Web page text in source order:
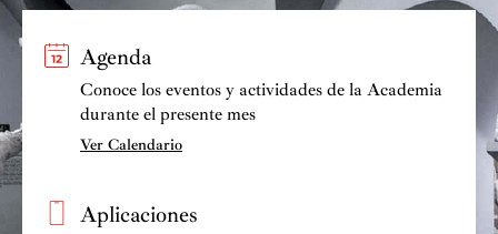
Agenda
Conoce los eventos y actividades de la Academia
durante el presente mes
Ver Calendario
Aplicaciones